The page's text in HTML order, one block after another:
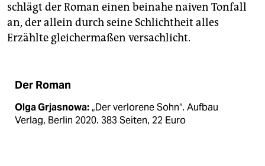
schlägt der Roman einen beinahe naiven Tonfall
an, der allein durch seine Schlichtheit alles
Erzählte gleichermaßen versachlicht.
Der Roman
Olga Grjasnowa:„Der verlorene Sohn“. Aufbau
Verlag, Berlin 2020. 383 Seiten, 22 Euro